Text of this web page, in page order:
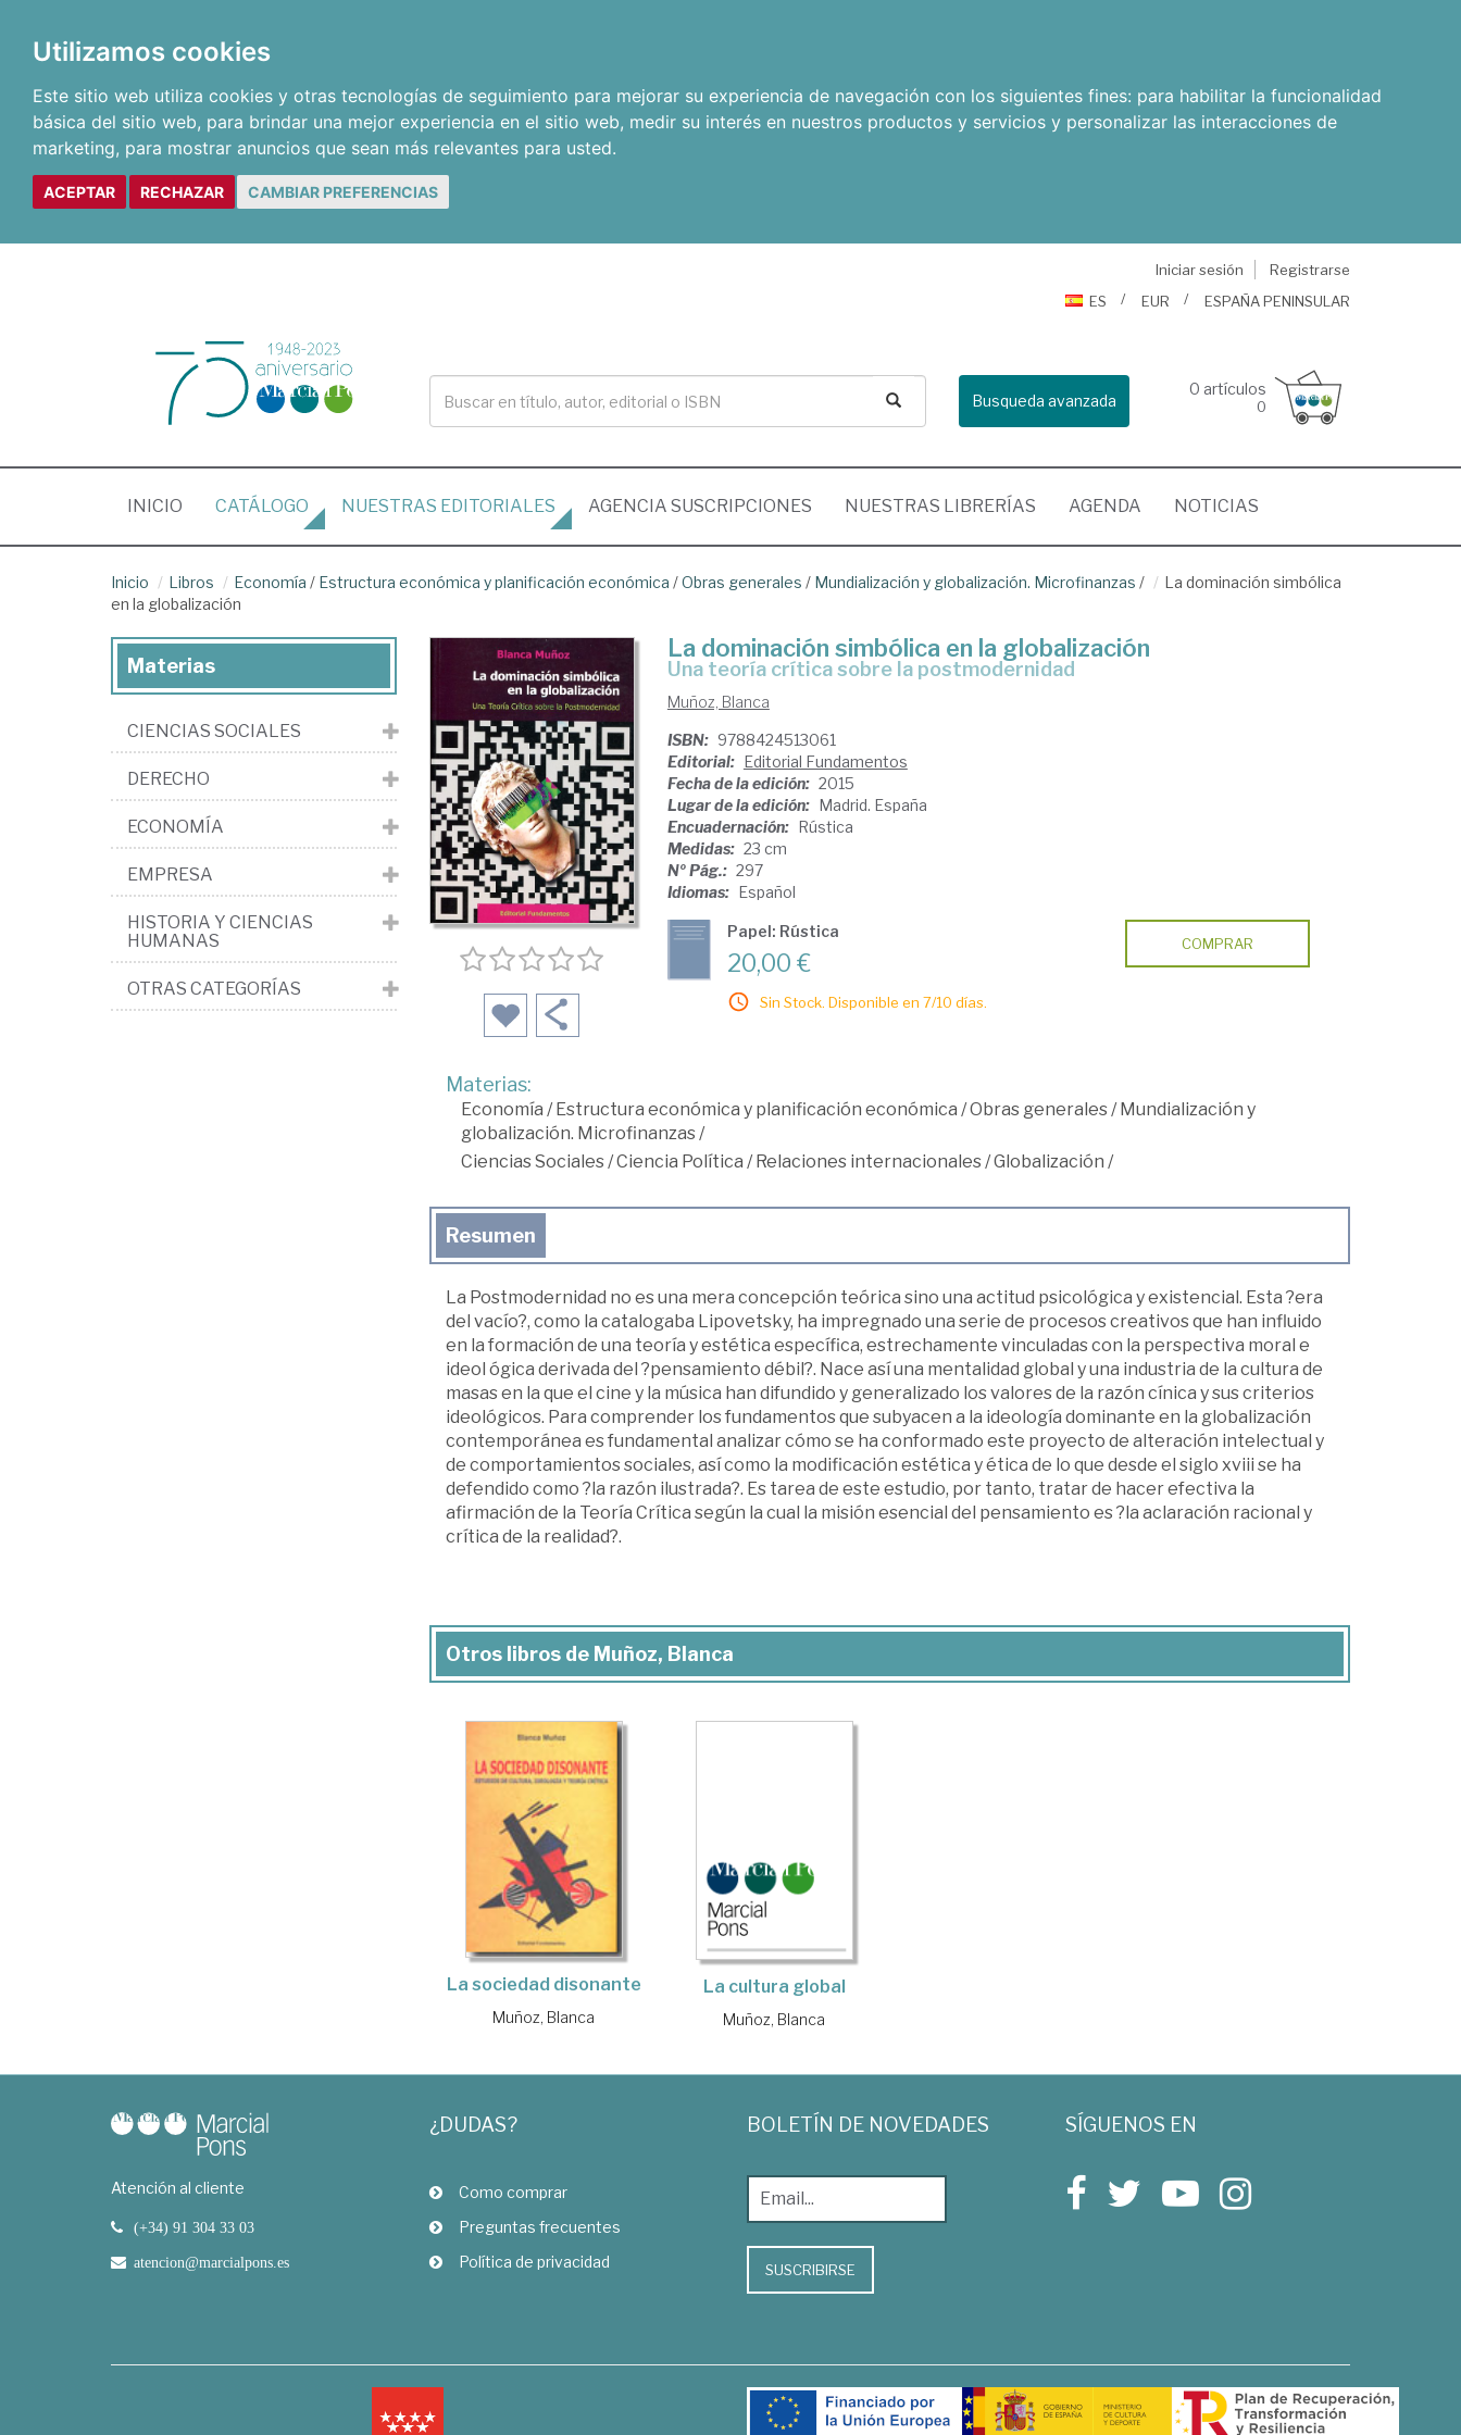
Utilizamos cookies
Este sitio web utiliza cookies y otras tecnologías de seguimiento para mejorar su experiencia de navegación con los siguientes fines: para habilitar la funcionalidad
básica del sitio web, para brindar una mejor experiencia en el sitio web, medir su interés en nuestros productos y servicios y personalizar las interacciones de
marketing, para mostrar anuncios que sean más relevantes para usted.
ACEPTAR RECHAZAR CAMBIAR PREFERENCIAS
Iniciar sesión
Registrarse
ES
EUR ESPAÑA PENINSULAR
Busqueda avanzada
0 artículos
0
INICIO (CURRENT)
CATÁLOGO NUESTRAS EDITORIALES AGENCIA SUSCRIPCIONES NUESTRAS LIBRERÍAS AGENDA NOTICIAS
Inicio Libros Economía / Estructura económica y planificación económica /Obras generales / Mundialización y globalización. Microfinanzas /
La dominación simbólica
en la globalización
La dominación simbólica en la globalización
una teoría crítica sobre la postmodernidad
Muñoz, Blanca
ISBN: 9788424513061
Editorial: Editorial Fundamentos
Fecha de la edición: 2015
Lugar de la edición: Madrid. España
Encuadernación: Rústica
Medidas: 23 cm
Nº Pág.: 297
Idiomas: Español
Papel: Rústica
20,00 €
Sin Stock. Disponible en 7/10 días.
COMPRAR
Materias:
Economía / Estructura económica y planificación económica /Obras generales/ Mundialización y
globalización. Microfinanzas/
Ciencias Sociales/Ciencia Política / Relaciones internacionales/Globalización /
Resumen
La Postmodernidad no es una mera concepción teórica sino una actitud psicológica y existencial. Esta ?era
del vacío?, como la catalogaba Lipovetsky, ha impregnado una serie de procesos creativos que han influido
en la formación de una teoría y estética específica, estrechamente vinculadas con la perspectiva moral e
ideol ógica derivada del ?pensamiento débil?. Nace así una mentalidad global y una industria de la cultura de
masas en la que el cine y la música han difundido y generalizado los valores de la razón cínica y sus criterios
ideológicos. Para comprender los fundamentos que subyacen a la ideología dominante en la globalización
contemporánea es fundamental analizar cómo se ha conformado este proyecto de alteración intelectual y
de comportamientos sociales, así como la modificación estética y ética de lo que desde el siglo xviii se ha
defendido como ?la razón ilustrada?. Es tarea de este estudio, por tanto, tratar de hacer efectiva la
afirmación de la Teoría Crítica según la cual la misión esencial del pensamiento es ?la aclaración racional y
crítica de la realidad?.
Otros libros de Muñoz, Blanca
La sociedad disonante
Muñoz, Blanca
La cultura global
Muñoz, Blanca
Materias
CIENCIAS SOCIALES
DERECHO
ECONOMÍA
EMPRESA
HISTORIA Y CIENCIAS
HUMANAS
OTRAS CATEGORÍAS
Atención al cliente
(+34) 91 304 33 03
atencion@marcialpons.es
¿DUDAS?
Como comprar
Preguntas frecuentes
Política de privacidad
BOLETÍN DE NOVEDADES
SUSCRIBIRSE
SÍGUENOS EN